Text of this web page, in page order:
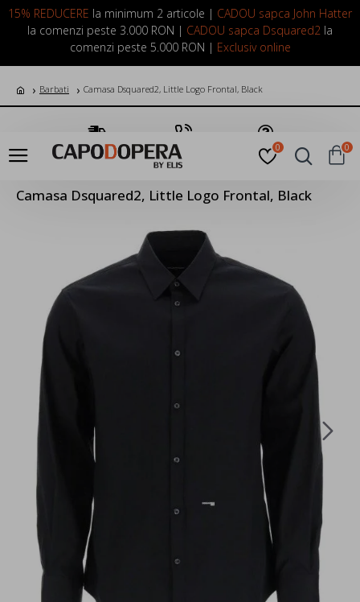
15% REDUCERE la minimum 2 articole | CADOU sapca John Hatter
la comenzi peste 3.000 RON | CADOU sapca Dsquared2 la
comenzi peste 5.000 RON | Exclusiv online
LOGIN INREGISTRARE
0 0
Barbati Camasa Dsquared2, Little Logo Frontal, Black
Transport Gratuit Suna Acum Pune o Intrebare
Camasa Dsquared2, Little Logo Frontal, Black